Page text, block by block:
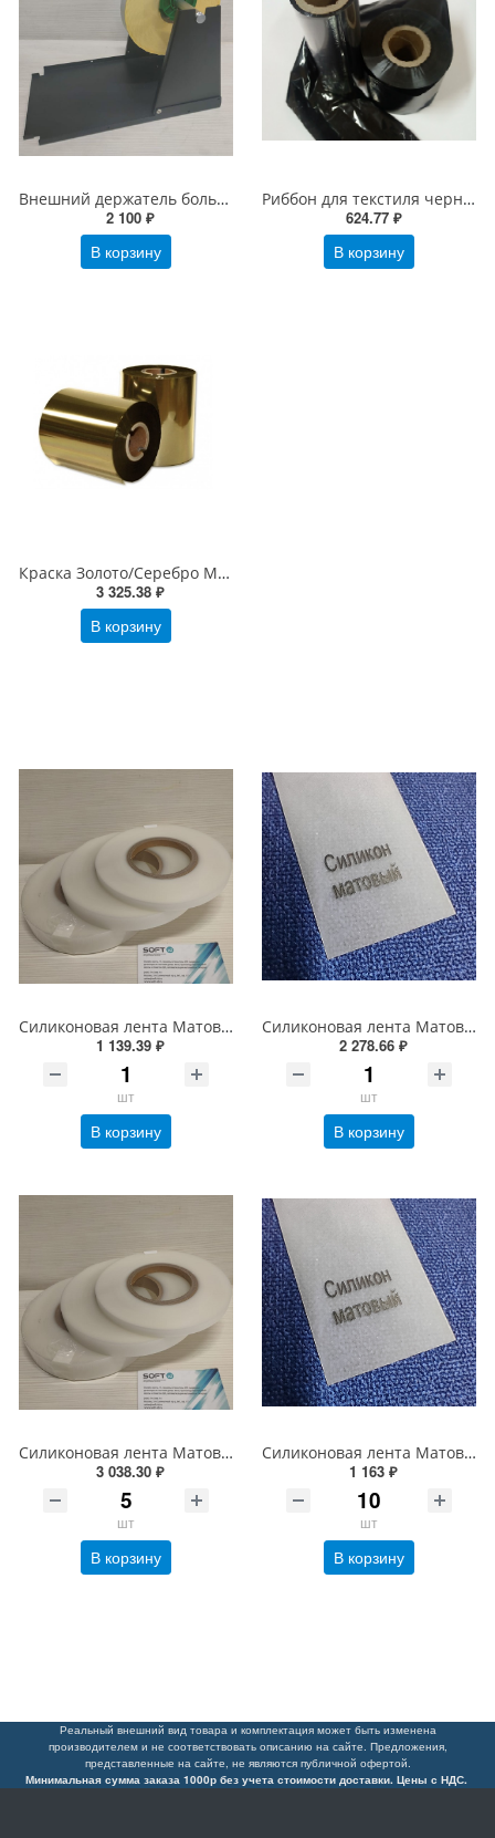
Внешний держатель больших рулонов для MPRINT TLP100/300 TERRA NOVA (4544)
2 100 ₽
В корзину
Риббон для текстиля черный 30мм х 300м RESIN TEXTILE OUT универсальный
624.77 ₽
В корзину
Краска Золото/Серебро Матовый (риббон) для текстильных лент 104х200х25 (ширина х длина х втулка) OUT/IN
3 325.38 ₽
В корзину
Силиконовая лента Матовая 15 мм*100 м втулка 76 Премиум (для вшивных ярлыков)
1 139.39 ₽
шт
В корзину
Силиконовая лента Матовая 30мм*100 м втулка 76 Премиум (для вшивных ярлыков)
2 278.66 ₽
шт
В корзину
Силиконовая лента Матовая 40 мм*100 м втулка 76 Премиум (для вшивных ярлыков)
3 038.30 ₽
шт
В корзину
Силиконовая лента Матовая 30мм*45 м, 76мм втулка (для вшивных ярлыков)
1 163 ₽
шт
В корзину
Реальный внешний вид товара и комплектация может быть изменена
производителем и не соответствовать описанию на сайте. Предложения,
представленные на сайте, не являются публичной офертой.
Минимальная сумма заказа 1000р без учета стоимости доставки. Цены с НДС.